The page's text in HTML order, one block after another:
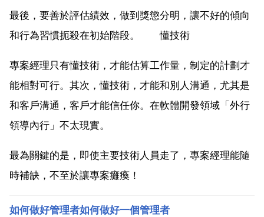
最後，要善於評估績效，做到獎懲分明，讓不好的傾向
和行為習慣扼殺在初始階段。 懂技術
專案經理只有懂技術，才能估算工作量，制定的計劃才
能相對可行。其次，懂技術，才能和別人溝通，尤其是
和客戶溝通，客戶才能信任你。在軟體開發領域「外行
領導內行」不太現實。
最為關鍵的是，即使主要技術人員走了，專案經理能隨
時補缺，不至於讓專案癱瘓！
如何做好管理者如何做好一個管理者